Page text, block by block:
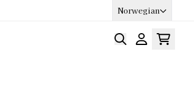
Norwegian